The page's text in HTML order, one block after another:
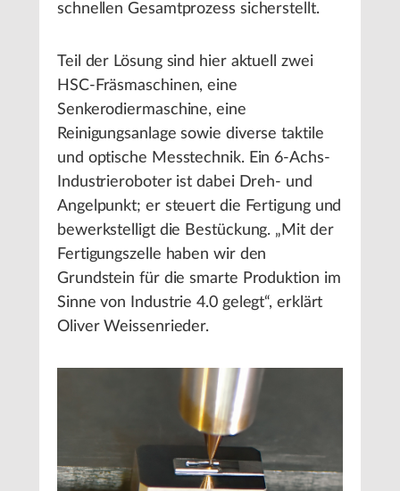
schnellen Gesamtprozess sicherstellt.
Teil der Lösung sind hier aktuell zwei
HSC-Fräsmaschinen, eine
Senkerodiermaschine, eine
Reinigungsanlage sowie diverse taktile
und optische Messtechnik. Ein 6-Achs-
Industrieroboter ist dabei Dreh- und
Angelpunkt; er steuert die Fertigung und
bewerkstelligt die Bestückung. „Mit der
Fertigungszelle haben wir den
Grundstein für die smarte Produktion im
Sinne von Industrie 4.0 gelegt“, erklärt
Oliver Weissenrieder.